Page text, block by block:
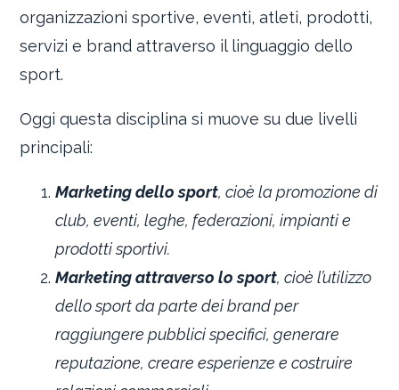
organizzazioni sportive, eventi, atleti, prodotti,
servizi e brand attraverso il linguaggio dello
sport.
Oggi questa disciplina si muove su due livelli
principali:
Marketing dello sport, cioè la promozione di
club, eventi, leghe, federazioni, impianti e
prodotti sportivi.
Marketing attraverso lo sport, cioè l’utilizzo
dello sport da parte dei brand per
raggiungere pubblici specifici, generare
reputazione, creare esperienze e costruire